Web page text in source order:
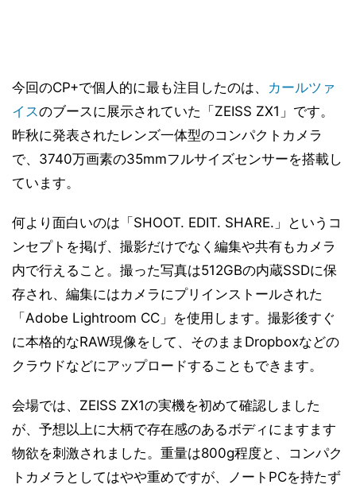
今回のCP+で個人的に最も注目したのは、 カールツァ
イスのブースに展示されていた「ZEISS ZX1」です。
昨秋に発表されたレンズ一体型のコンパクトカメラ
で、3740万画素の35mmフルサイズセンサーを搭載し
ています。
何より面白いのは「SHOOT. EDIT. SHARE.」というコ
ンセプトを掲げ、撮影だけでなく編集や共有もカメラ
内で行えること。撮った写真は512GBの内蔵SSDに保
存され、編集にはカメラにプリインストールされた
「Adobe Lightroom CC」を使用します。撮影後すぐ
に本格的なRAW現像をして、そのままDropboxなどの
クラウドなどにアップロードすることもできます。
会場では、ZEISS ZX1の実機を初めて確認しました
が、予想以上に大柄で存在感のあるボディにますます
物欲を刺激されました。重量は800g程度と、コンパク
トカメラとしてはやや重めですが、ノートPCを持たず